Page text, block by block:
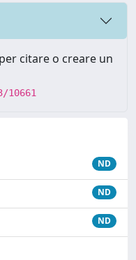
citare o creare un
ND
ND
ND